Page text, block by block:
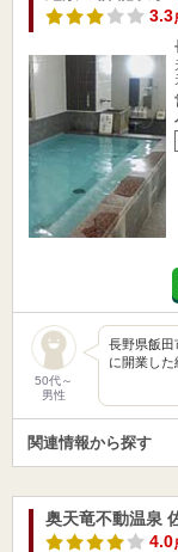
3.3
50代～
男性
長野県飯田
に開業し
関連情報から探す
奥天竜不動温泉
4.0